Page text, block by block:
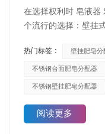
在选择权利时 皂液器
个流行的选择：壁挂
肥皂分配器 对于那些
境的人来说，这是最
场，医院和办公楼等
耐用性与时尚，现代
境。它的强大结构可
热门标签 : 壁挂肥皂分
不锈钢台面肥皂分配器
不锈钢壁挂肥皂分配器
阅读更多